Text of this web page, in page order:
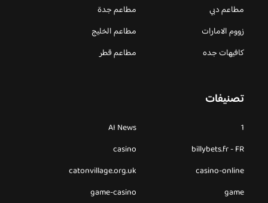
مطاعم دبي
مطاعم جدة
زووم الامارات
مطاعم الخليج
كافيهات جده
مطاعم قطر
تصنيفات
1
AI News
billybets.fr - FR
casino
casino-online
catonvillage.org.uk
game
game-casino